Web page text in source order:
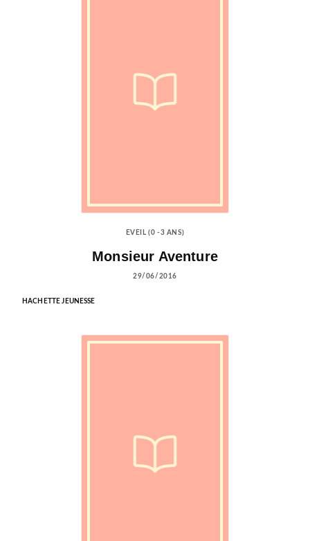
EVEIL (0 -3 ANS)
Monsieur Aventure
29/06/2016
HACHETTE JEUNESSE